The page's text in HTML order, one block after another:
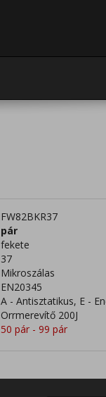
FW82BKR37
pár
fekete
37
Mikroszálas
EN20345
A - Antisztatikus, E -
Orrmerevítő 200J
50 pár - 99 pár